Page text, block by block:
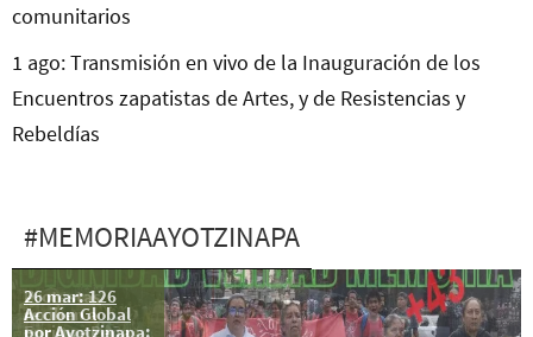
comunitarios
1 ago: Transmisión en vivo de la Inauguración de los
Encuentros zapatistas de Artes, y de Resistencias y
Rebeldías
#MEMORIAAYOTZINAPA
26 mar: 126
Acción Global
por Ayotzinapa:
Protestas
reciben a
Enrique Peña